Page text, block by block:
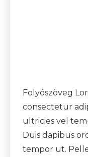
Folyószöveg
consectetur
ultricies vel
Duis dapibus
tempor ut.